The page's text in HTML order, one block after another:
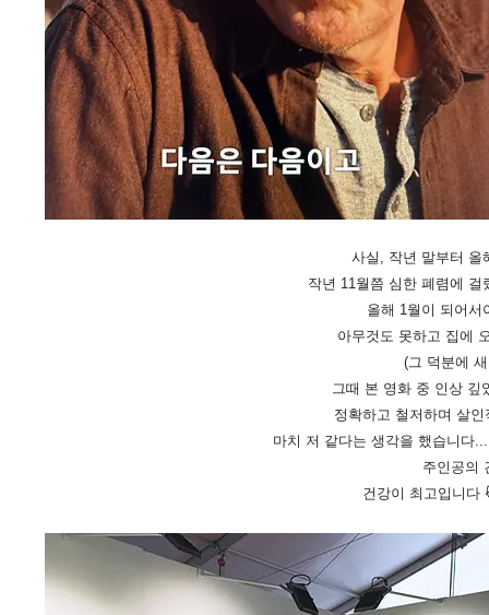
사실, 작년 말부터 올
작년 11월쯤 심한 폐렴에
올해 1월이 되어
아무것도 못하고 집에
(그 덕분에
그때 본 영화 중 인상
정확하고 철저하며 살
마치 저 같다는 생각을 했습니다
주인공의
건강이 최고입니다